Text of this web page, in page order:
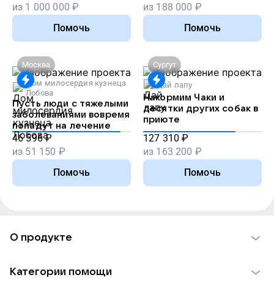
из 1 000 000 ₽
Помочь
из 188 000 ₽
Помочь
Москва
Дом милосердия кузнеца
Лобова
Пусть люди с тяжелыми
заболеваниями вовремя
попадут на лечение
46 596 ₽
из 51 150 ₽
Помочь
Сургут
Дай лапу
Накормим Чаки и
десятки других собак в
приюте
127 310 ₽
из 163 200 ₽
Помочь
О продукте
Категории помощи